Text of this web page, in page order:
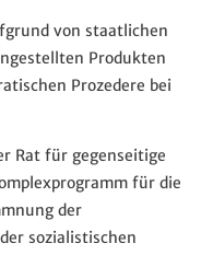
von staatlichen
Produkten
Prozedere bei
Rat für gegenseitige
für die
der
sozialistischen